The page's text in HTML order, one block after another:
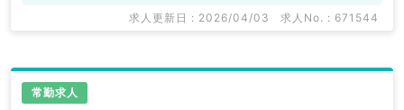
求人更新日 : 2026/04/03 求人No. : 671544
常勤求人